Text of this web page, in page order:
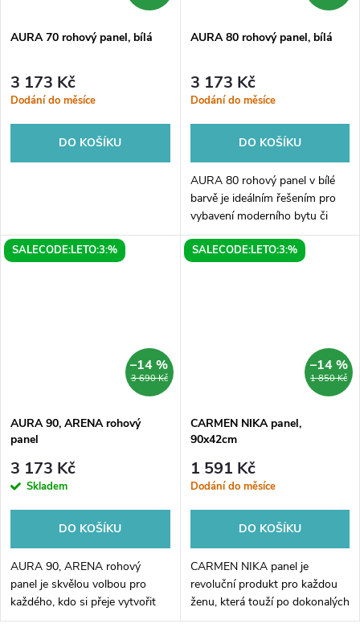
AURA 70 rohový panel, bílá
3 173 Kč
Dodání do měsíce
DO KOŠÍKU
AURA 80 rohový panel, bílá
3 173 Kč
Dodání do měsíce
DO KOŠÍKU
AURA 80 rohový panel v bílé
barvě je ideálním řešením pro
vybavení moderního bytu či
kanceláře. Jeho rozměry 80 x
80 cm umožňují využití i v
SALECODE:LETO:3:%
3 690 Kč
–14 %
AURA 90, ARENA rohový
panel
3 173 Kč
Skladem
DO KOŠÍKU
AURA 90, ARENA rohový
panel je skvělou volbou pro
každého, kdo si přeje vytvořit
moderní a prostorný vzhled
SALECODE:LETO:3:%
1 850 Kč
–14 %
CARMEN NIKA panel,
90x42cm
1 591 Kč
Dodání do měsíce
DO KOŠÍKU
CARMEN NIKA panel je
revoluční produkt pro každou
ženu, která touží po dokonalých
vlasech každý den. Díky